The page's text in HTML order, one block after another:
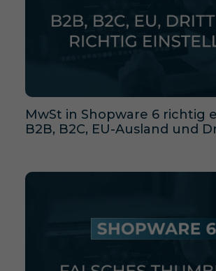
MwSt in Shopware 6 richtig
B2B, B2C, EU-Ausland und